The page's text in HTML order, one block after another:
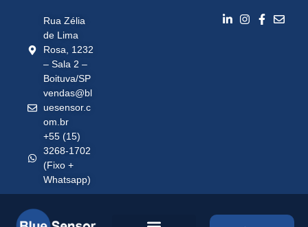
Rua Zélia
de Lima
Rosa, 1232
– Sala 2 –
Boituva/SP
vendas@bl
uesensor.c
om.br
+55 (15)
3268-1702
(Fixo +
Whatsapp)